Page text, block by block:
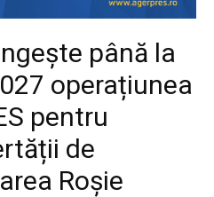
până la
operațiunea
pentru
de
Roșie